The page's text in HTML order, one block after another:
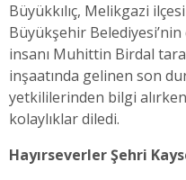
Büyükkılıç, Melikgazi
Büyükşehir
insanı Muhittin Birdal
inşaatında gelinen son
yetkililerinden bilgi
kolaylıklar diledi.
Hayırseverler Şehri